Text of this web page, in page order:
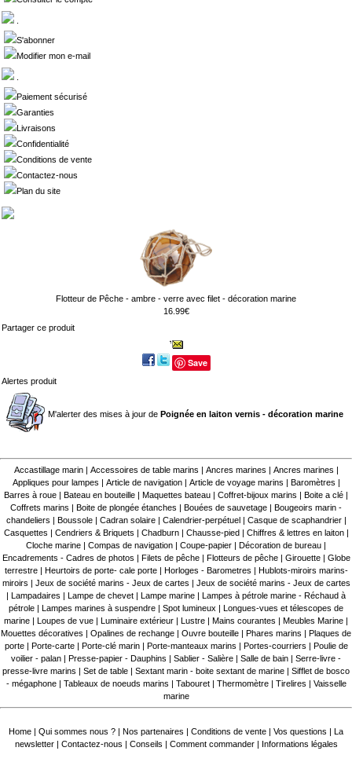
S'abonner
Modifier mon e-mail
Paiement sécurisé
Garanties
Livraisons
Confidentialité
Conditions de vente
Contactez-nous
Plan du site
Flotteur de Pêche - ambre - verre avec filet - décoration marine
16.99€
Partager ce produit
Save
Alertes produit
M'alerter des mises à jour de Poignée en laiton vernis - décoration marine
Accastillage marin| Accessoires de table marins Ancres marines Ancres marines
Appliques pour lampes
Article de navigation| Article de voyage marins Baromètres
Barres à roue
Bateau en bouteille Maquettes bateau Coffret-bijoux marins Boite a clé
Coffrets marins
Boite de plongée étanches Bouées de sauvetage
Bougeoirs marin -
chandeliers
Boussole| Cadran solaire| Calendrier-perpétuel Casque de scaphandrier|
Casquettes
Cendriers & Briquets Chadburn| Chausse-pied Chiffres & lettres en laiton|
Cloche marine
Compas de navigation Coupe-papier Décoration de bureau
Encadrements - Cadres de photos
Filets de pêche| Flotteurs de pêche| Girouette| Globe
terrestre| Heurtoirs de porte- cale porte| Horloges - Barometres
Hublots-miroirs marins-
miroirs
Jeux de société marins - Jeux de cartes
Jeux de société marins - Jeux de cartes
Lampadaires Lampe de chevet Lampe marine
Lampes à pétrole marine - Réchaud à
pétrole
Lampes marines à suspendre Spot lumineux
Longues-vues et télescopes de
marine
Loupes de vue Luminaire extérieur Lustre Mains courantes Meubles Marine
Mouettes décoratives
Opalines de rechange Ouvre bouteille Phares marins
Plaques de
porte| Porte-carte| Porte-clé marin Porte-manteaux marins Portes-courriers
Poulie de
voilier - palan
Presse-papier - Dauphins Sablier - Salière Salle de bain
Serre-livre -
presse-livre marins
Set de table Sextant marin - boite sextant de marine
Sifflet de bosco
- mégaphone| Tableaux de noeuds marins Tabouret| Thermomètre| Tirelires
Vaisselle
marine
Home Qui sommes nous ? Nos partenaires Conditions de vente Vos questions
La
newsletter
Contactez-nous Conseils Comment commander Informations légales